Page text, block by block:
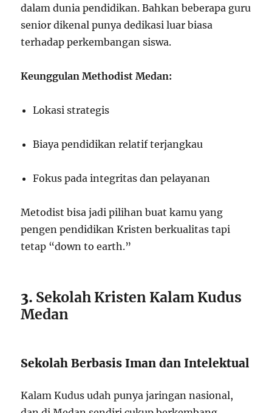
dalam dunia pendidikan. Bahkan beberapa guru
senior dikenal punya dedikasi luar biasa
terhadap perkembangan siswa.
Keunggulan Methodist Medan:
Lokasi strategis
Biaya pendidikan relatif terjangkau
Fokus pada integritas dan pelayanan
Metodist bisa jadi pilihan buat kamu yang
pengen pendidikan Kristen berkualitas tapi
tetap “down to earth.”
3. Sekolah Kristen Kalam Kudus
Medan
Sekolah Berbasis Iman dan Intelektual
Kalam Kudus udah punya jaringan nasional,